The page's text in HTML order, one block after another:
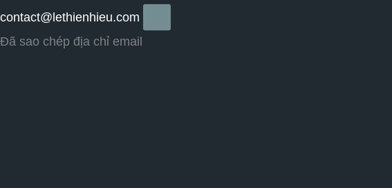
contact@lethienhieu.com
Đã sao chép địa chỉ email